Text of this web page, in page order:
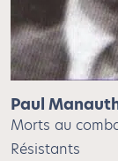
Paul
Morts au
Résistants